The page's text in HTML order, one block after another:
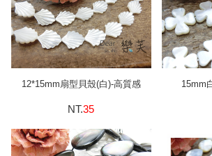
12*15mm扇型貝殼(白)-高質感
NT.35
15mm